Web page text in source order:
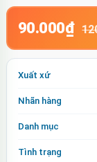
90.000₫
Xuất xứ
Nhãn hàng
Danh mục
Tình trạng